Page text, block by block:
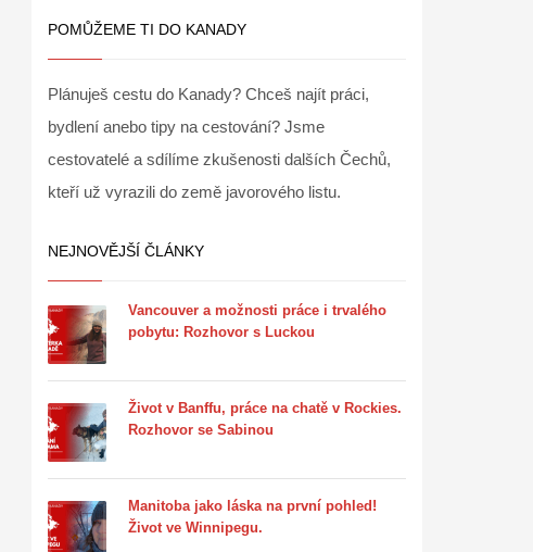
POMŮŽEME TI DO KANADY
Plánuješ cestu do Kanady? Chceš najít práci,
bydlení anebo tipy na cestování? Jsme
cestovatelé a sdílíme zkušenosti dalších Čechů,
kteří už vyrazili do země javorového listu.
NEJNOVĚJŠÍ ČLÁNKY
Vancouver a možnosti práce i trvalého
pobytu: Rozhovor s Luckou
Život v Banffu, práce na chatě v Rockies.
Rozhovor se Sabinou
Manitoba jako láska na první pohled!
Život ve Winnipegu.